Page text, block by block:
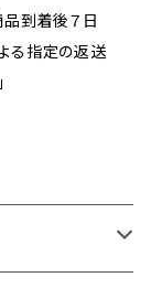
品到着後７日
る指定の返送